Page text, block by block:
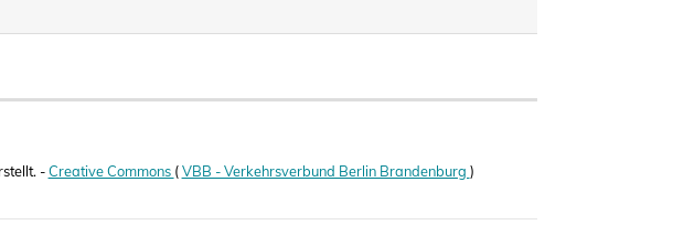
-Creative Commons (VBB - Verkehrsverbund Berlin Brandenburg )